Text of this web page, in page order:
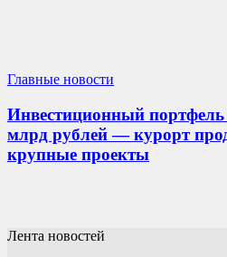
Главные новости
Инвестиционный
млрд рублей — курорт
крупные проекты
Лента новостей